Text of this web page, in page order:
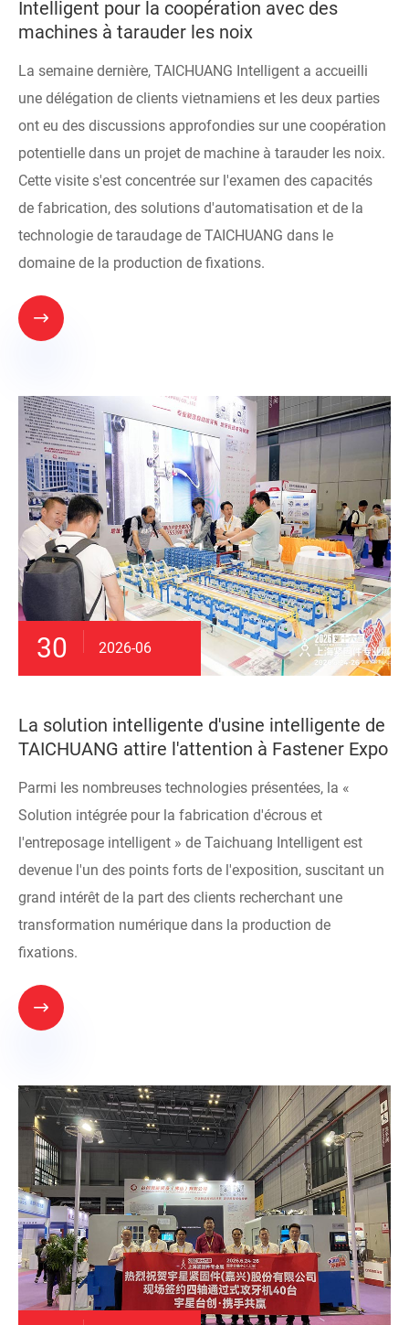
Intelligent pour la coopération avec des
machines à tarauder les noix
La semaine dernière, TAICHUANG Intelligent a accueilli
une délégation de clients vietnamiens et les deux parties
ont eu des discussions approfondies sur une coopération
potentielle dans un projet de machine à tarauder les noix.
Cette visite s'est concentrée sur l'examen des capacités
de fabrication, des solutions d'automatisation et de la
technologie de taraudage de TAICHUANG dans le
domaine de la production de fixations.

30 2026-06
La solution intelligente d'usine intelligente de
TAICHUANG attire l'attention à Fastener Expo
Parmi les nombreuses technologies présentées, la «
Solution intégrée pour la fabrication d'écrous et
l'entreposage intelligent » de Taichuang Intelligent est
devenue l'un des points forts de l'exposition, suscitant un
grand intérêt de la part des clients recherchant une
transformation numérique dans la production de
fixations.
